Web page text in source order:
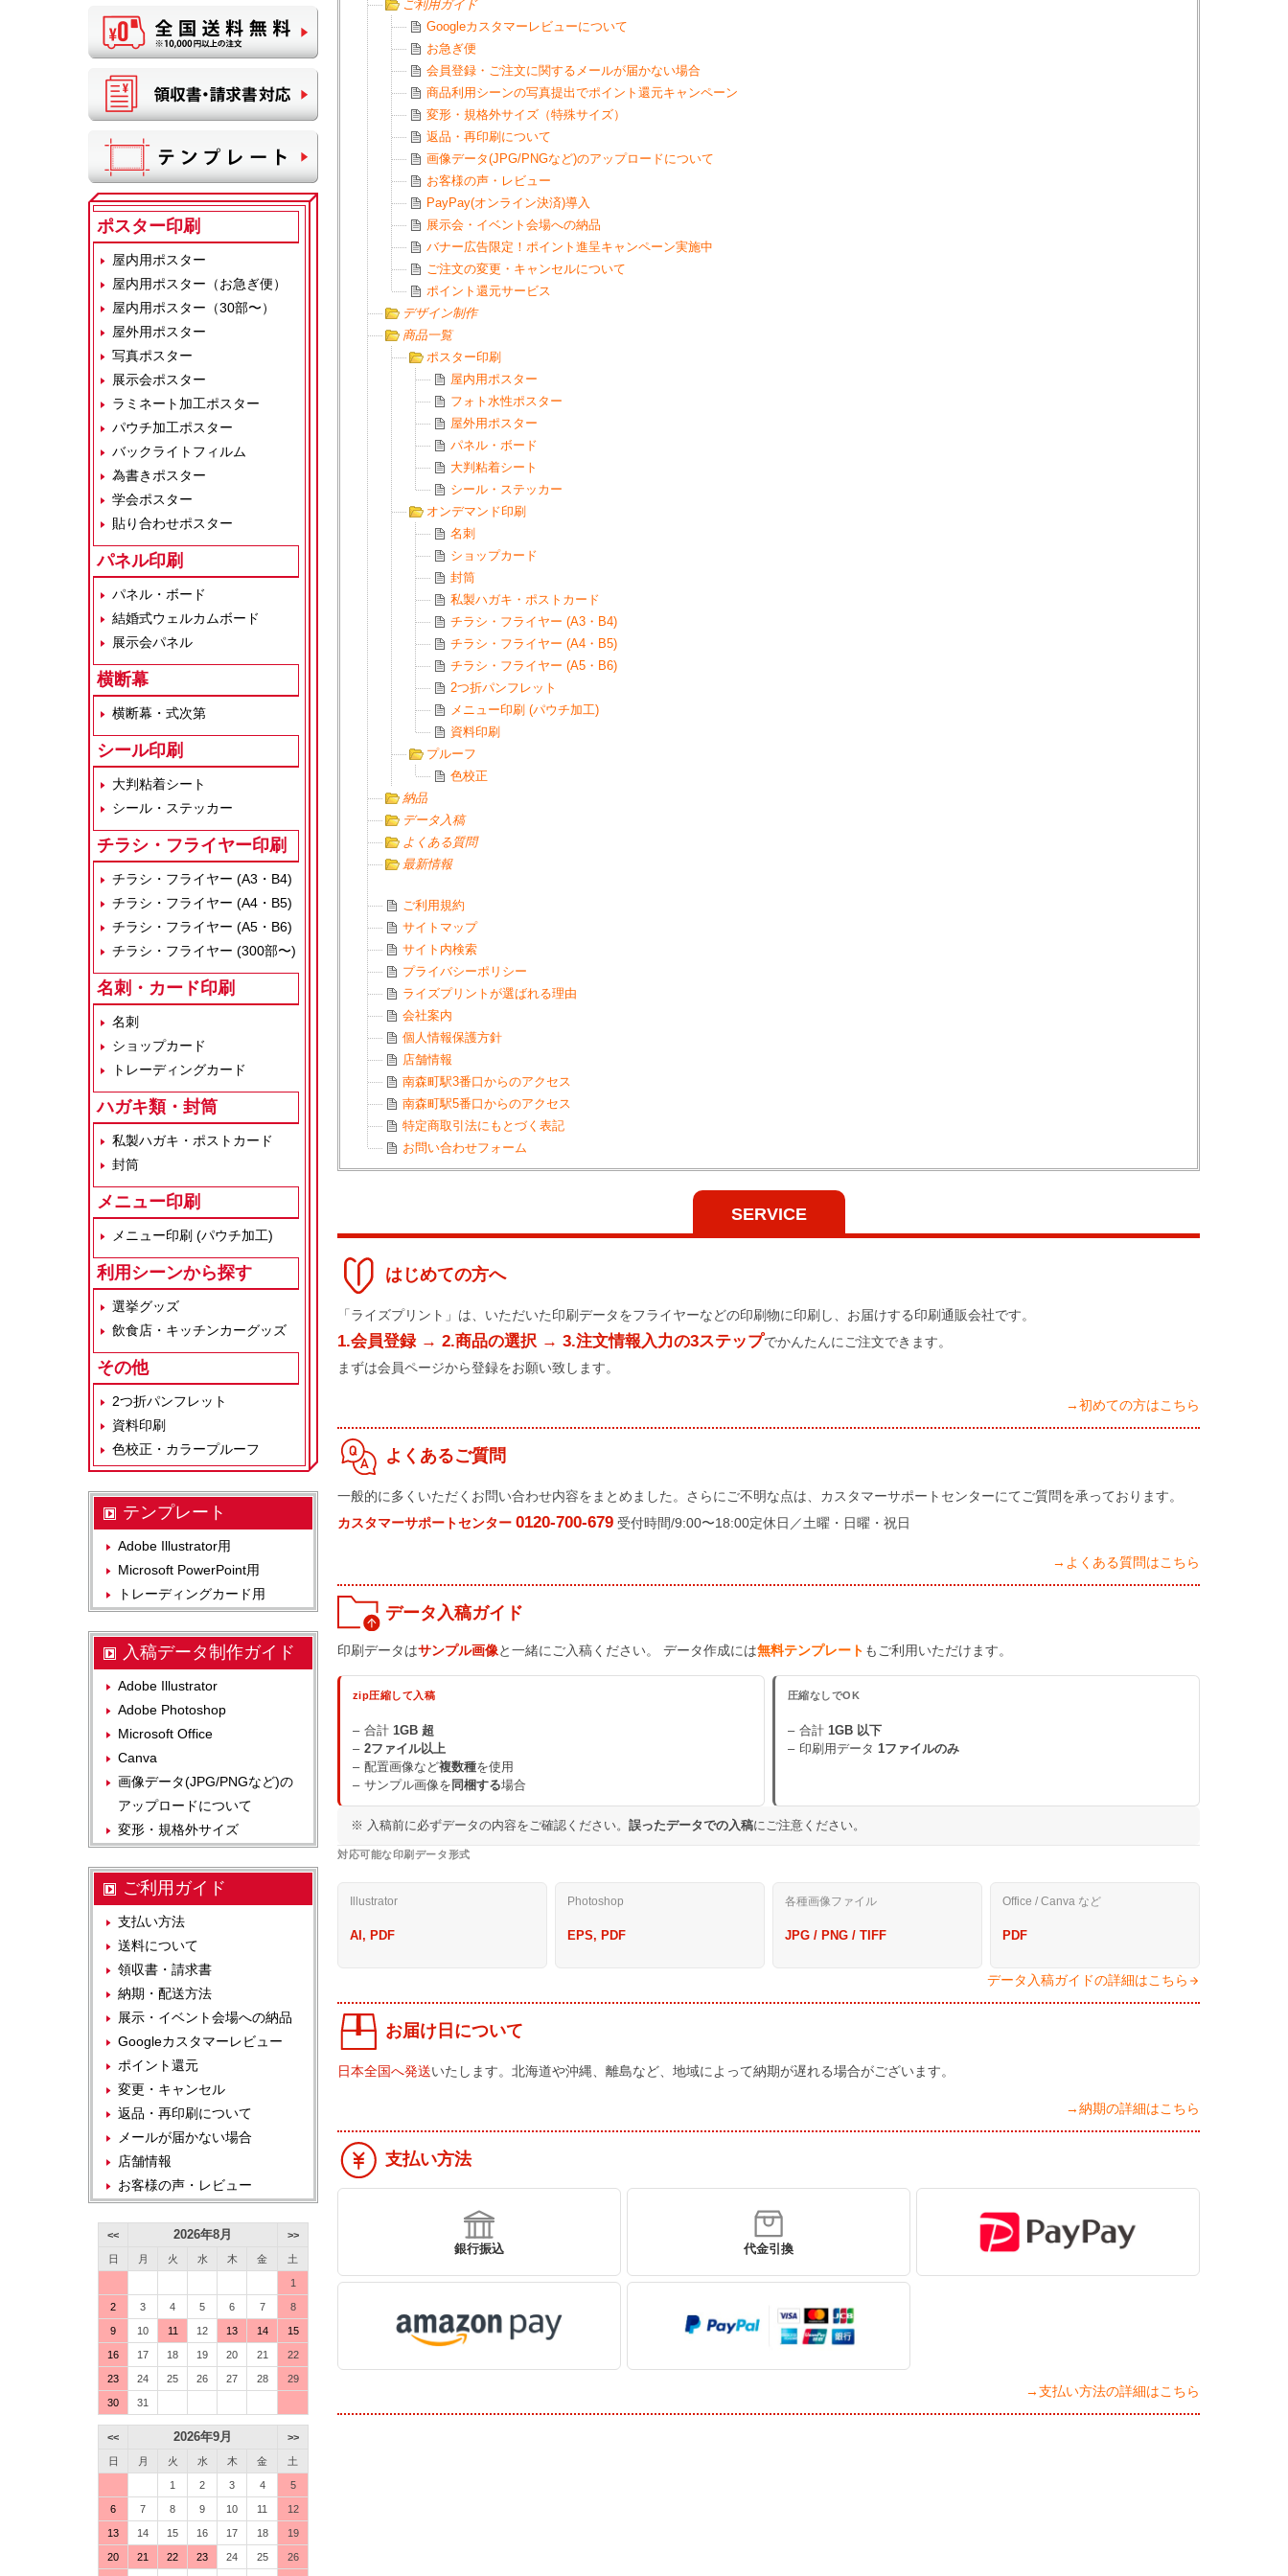
ご利用ガイド
Googleカスタマーレビューについて
お急ぎ便
会員登録・ご注文に関するメールが届かない場合
商品利用シーンの写真提出でポイント還元キャンペーン
変形・規格外サイズ（特殊サイズ）
返品・再印刷について
画像データ(JPG/PNGなど)のアップロードについて
お客様の声・レビュー
PayPay(オンライン決済)導入
展示会・イベント会場への納品
バナー広告限定！ポイント進呈キャンペーン実施中
ご注文の変更・キャンセルについて
ポイント還元サービス
デザイン制作
商品一覧
ポスター印刷
屋内用ポスター
フォト水性ポスター
屋外用ポスター
パネル・ボード
大判粘着シート
シール・ステッカー
オンデマンド印刷
名刺
ショップカード
封筒
私製ハガキ・ポストカード
チラシ・フライヤー (A3・B4)
チラシ・フライヤー (A4・B5)
チラシ・フライヤー (A5・B6)
2つ折パンフレット
メニュー印刷 (パウチ加工)
資料印刷
プルーフ
色校正
納品
データ入稿
よくある質問
最新情報
ご利用規約
サイトマップ
サイト内検索
プライバシーポリシー
ライズプリントが選ばれる理由
会社案内
個人情報保護方針
店舗情報
南森町駅3番口からのアクセス
南森町駅5番口からのアクセス
特定商取引法にもとづく表記
お問い合わせフォーム
SERVICE
はじめての方へ
「ライズプリント」は、いただいた印刷データをフライヤーなどの印刷物に印刷し、お届けする印刷通販会社です。
1.会員登録 → 2.商品の選択 → 3.注文情報入力の3ステップでかんたんにご注文できます。
まずは会員ページから登録をお願い致します。
→初めての方はこちら
よくあるご質問
一般的に多くいただくお問い合わせ内容をまとめました。さらにご不明な点は、カスタマーサポートセンターにてご質問を承っております。
カスタマーサポートセンター 0120-700-679 受付時間/9:00〜18:00定休日／土曜・日曜・祝日
→よくある質問はこちら
データ入稿ガイド
印刷データはサンプル画像と一緒にご入稿ください。 データ作成には無料テンプレート もご利用いただけます。
zip圧縮して入稿
合計 1GB 超
2ファイル以上
配置画像など複数種を使用
サンプル画像を 同梱する場合
圧縮なしでOK
合計 1GB 以下
印刷用データ 1ファイルのみ
※ 入稿前に必ずデータの内容をご確認ください。 誤ったデータでの入稿にご注意ください。
対応可能な印刷データ形式
Illustrator
AI, PDF
Photoshop
EPS, PDF
各種画像ファイル
JPG / PNG / TIFF
Office / Canva など
PDF
データ入稿ガイドの詳細はこちら
お届け日について
日本全国へ発送いたします。北海道や沖縄、離島など、地域によって納期が遅れる場合がございます。
→納期の詳細はこちら
支払い方法
銀行振込 代金引換
→支払い方法の詳細はこちら
ポスター印刷
屋内用ポスター
屋内用ポスター（お急ぎ便）
屋内用ポスター（30部〜）
屋外用ポスター
写真ポスター
展示会ポスター
ラミネート加工ポスター
パウチ加工ポスター
バックライトフィルム
為書きポスター
学会ポスター
貼り合わせポスター
パネル印刷
パネル・ボード
結婚式ウェルカムボード
展示会パネル
横断幕
横断幕・式次第
シール印刷
大判粘着シート
シール・ステッカー
チラシ・フライヤー印刷
チラシ・フライヤー (A3・B4)
チラシ・フライヤー (A4・B5)
チラシ・フライヤー (A5・B6)
チラシ・フライヤー (300部〜)
名刺・カード印刷
名刺
ショップカード
トレーディングカード
ハガキ類・封筒
私製ハガキ・ポストカード
封筒
メニュー印刷
メニュー印刷 (パウチ加工)
利用シーンから探す
選挙グッズ
飲食店・キッチンカーグッズ
その他
2つ折パンフレット
資料印刷
色校正・カラープルーフ
テンプレート
Adobe Illustrator用
Microsoft PowerPoint用
トレーディングカード用
入稿データ制作ガイド
Adobe Illustrator
Adobe Photoshop
Microsoft Office
Canva
画像データ(JPG/PNGなど)の
アップロードについて
変形・規格外サイズ
ご利用ガイド
支払い方法
送料について
領収書・請求書
納期・配送方法
展示・イベント会場への納品
Googleカスタマーレビュー
ポイント還元
変更・キャンセル
返品・再印刷について
メールが届かない場合
店舗情報
お客様の声・レビュー
<< 2026年8月 >>
日 月 火 水 木 金 土
1
2 3 4 5 6 7 8
9 10 11 12 13 14 15
16 17 18 19 20 21 22
23 24 25 26 27 28 29
30 31
<< 2026年9月 >>
日 月 火 水 木 金 土
1 2 3 4 5
6 7 8 9 10 11 12
13 14 15 16 17 18 19
20 21 22 23 24 25 26